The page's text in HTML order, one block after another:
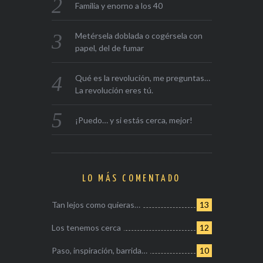
Familia y enorno a los 40
Metérsela doblada o cogérsela con
papel, del de fumar
Qué es la revolución, me preguntas…
La revolución eres tú.
¡Puedo… y si estás cerca, mejor!
LO MÁS COMENTADO
13
Tan lejos como quieras…
12
Los tenemos cerca
10
Paso, inspiración, barrida…